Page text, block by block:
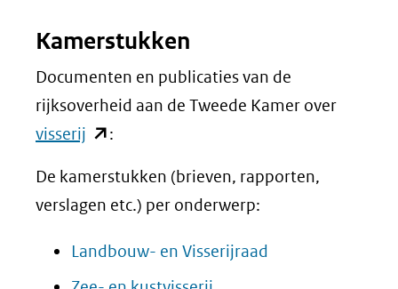
Kamerstukken
Documenten en publicaties van de
rijksoverheid aan de Tweede Kamer over
visserij (opent
venster)
(verwijst
:
De kamerstukken (brieven, rapporten,
verslagen etc.) per onderwerp:
Landbouw- en Visserijraad